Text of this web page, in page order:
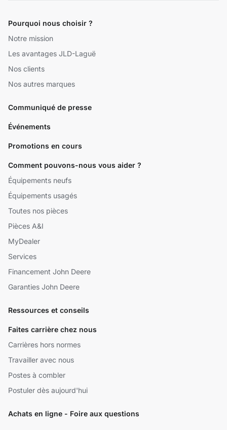
Pourquoi nous choisir ?
Notre mission
Les avantages JLD-Laguë
Nos clients
Nos autres marques
Communiqué de presse
Événements
Promotions en cours
Comment pouvons-nous vous aider ?
Équipements neufs
Équipements usagés
Toutes nos pièces
Pièces A&I
MyDealer
Services
Financement John Deere
Garanties John Deere
Ressources et conseils
Faites carrière chez nous
Carrières hors normes
Travailler avec nous
Postes à combler
Postuler dès aujourd'hui
Achats en ligne - Foire aux questions